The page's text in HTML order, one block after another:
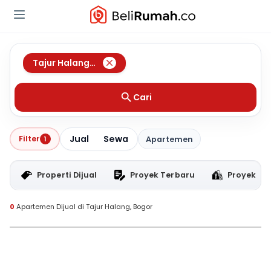
Tajur Halang
,Bogor
Cari
Filter 1 Jual Sewa Apartemen
Properti Dijual Proyek Terbaru Proyek
0 Apartemen Dijual di Tajur Halang, Bogor